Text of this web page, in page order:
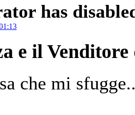
has
e il
che mi